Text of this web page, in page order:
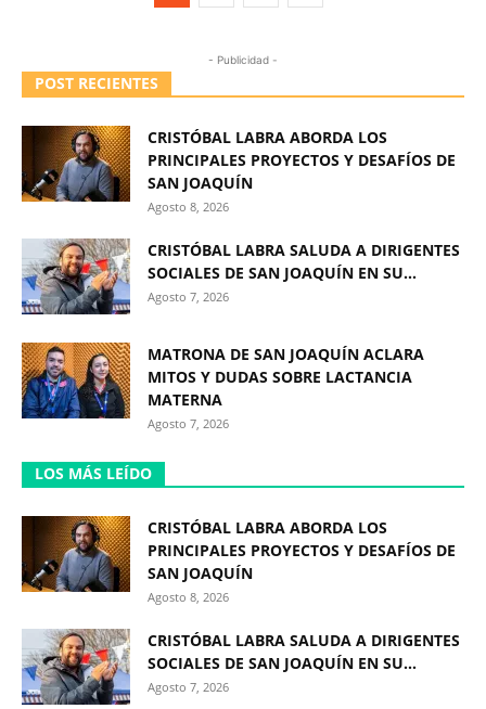
- Publicidad -
POST RECIENTES
CRISTÓBAL LABRA ABORDA LOS
PRINCIPALES PROYECTOS Y DESAFÍOS DE
SAN JOAQUÍN
Agosto 8, 2026
CRISTÓBAL LABRA SALUDA A DIRIGENTES
SOCIALES DE SAN JOAQUÍN EN SU...
Agosto 7, 2026
MATRONA DE SAN JOAQUÍN ACLARA
MITOS Y DUDAS SOBRE LACTANCIA
MATERNA
Agosto 7, 2026
LOS MÁS LEÍDO
CRISTÓBAL LABRA ABORDA LOS
PRINCIPALES PROYECTOS Y DESAFÍOS DE
SAN JOAQUÍN
Agosto 8, 2026
CRISTÓBAL LABRA SALUDA A DIRIGENTES
SOCIALES DE SAN JOAQUÍN EN SU...
Agosto 7, 2026